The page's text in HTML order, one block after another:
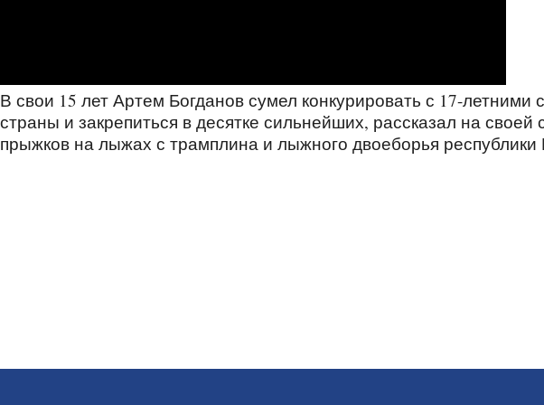
В свои 15 лет Артем Богданов сумел конкурировать с 17-летними
страны и закрепиться в десятке сильнейших, рассказал на
прыжков на лыжах с трамплина и лыжного двоеборья